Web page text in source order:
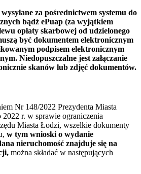
za pośrednictwem systemu do
bądź ePuap (za wyjątkiem
opłaty skarbowej od udzielonego
być dokumentem elektronicznym
podpisem elektronicznym
Niedopuszczalne jest załączanie
skanów lub zdjęć dokumentów.
Nr 148/2022 Prezydenta Miasta
2022 r. w sprawie ograniczenia
Miasta Łodzi, wszelkie dokumenty
w tym wnioski o wydanie
nieruchomość znajduje się na
można składać w następujących